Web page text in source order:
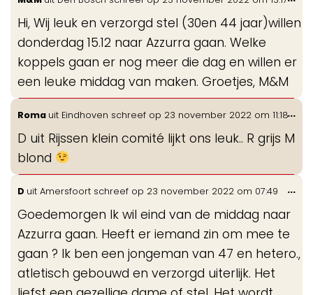
Hi, Wij leuk en verzorgd stel (30en 44 jaar)willen
donderdag 15.12 naar Azzurra gaan. Welke
koppels gaan er nog meer die dag en willen er
een leuke middag van maken. Groetjes, M&M
Roma uit Eindhoven schreef op 23 november 2022 om 11:18
D uit Rijssen klein comité lijkt ons leuk.. R grijs M
blond
...
D uit Amersfoort schreef op 23 november 2022 om 07:49
Goedemorgen Ik wil eind van de middag naar
Azzurra gaan. Heeft er iemand zin om mee te
gaan ? Ik ben een jongeman van 47 en hetero.,
atletisch gebouwd en verzorgd uiterlijk. Het
...